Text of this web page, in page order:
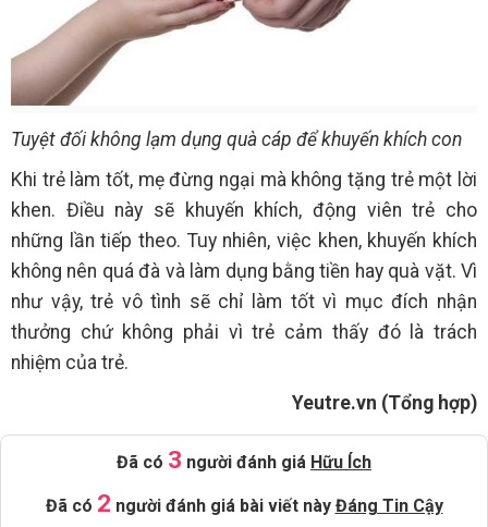
Tuyệt đối không lạm dụng quà cáp để khuyến khích con
Khi trẻ làm tốt, mẹ đừng ngại mà không tặng trẻ một lời
khen. Điều này sẽ khuyến khích, động viên trẻ cho
những lần tiếp theo. Tuy nhiên, việc khen, khuyến khích
không nên quá đà và làm dụng bằng tiền hay quà vặt. Vì
như vậy, trẻ vô tình sẽ chỉ làm tốt vì mục đích nhận
thưởng chứ không phải vì trẻ cảm thấy đó là trách
nhiệm của trẻ.
Yeutre.vn (Tổng hợp)
Đã có 3 người đánh giá Hữu Ích
Đã có 2 người đánh giá bài viết này Đáng Tin Cậy